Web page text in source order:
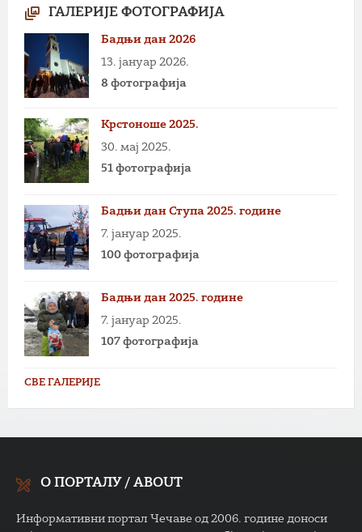
ГАЛЕРИЈЕ ФОТОГРАФИЈА
Бадњи дан 2026
13. јануар 2026.
8 фотографија
Крстоноше 2025.
30. мај 2025.
51 фотографија
Бадњи дан Ступа 2025. године
7. јануар 2025.
100 фотографија
Бадњи дан 2025. године
7. јануар 2025.
107 фотографија
СВЕ ГАЛЕРИЈЕ
О ПОРТАЛУ / ABOUT
Информативни портал Чечаве од 2006. године доноси